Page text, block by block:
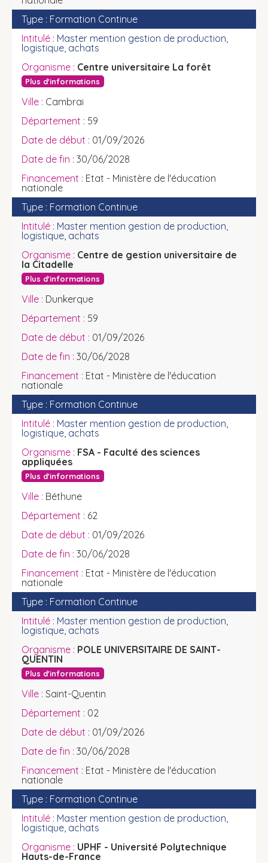
Formation Continue
Master mention gestion de production,
logistique, achats
Centre universitaire La forêt
Plus d'informations
Cambrai
59
01/09/2026
30/06/2028
Etat - Ministère de l'éducation
nationale
Formation Continue
Master mention gestion de production,
logistique, achats
Centre de gestion universitaire de
la Citadelle
Plus d'informations
Dunkerque
59
01/09/2026
30/06/2028
Etat - Ministère de l'éducation
nationale
Formation Continue
Master mention gestion de production,
logistique, achats
FSA - Faculté des sciences
appliquées
Plus d'informations
Béthune
62
01/09/2026
30/06/2028
Etat - Ministère de l'éducation
nationale
Formation Continue
Master mention gestion de production,
logistique, achats
POLE UNIVERSITAIRE DE SAINT-
QUENTIN
Plus d'informations
Saint-Quentin
02
01/09/2026
30/06/2028
Etat - Ministère de l'éducation
nationale
Formation Continue
Master mention gestion de production,
logistique, achats
UPHF - Université Polytechnique
Hauts-de-France